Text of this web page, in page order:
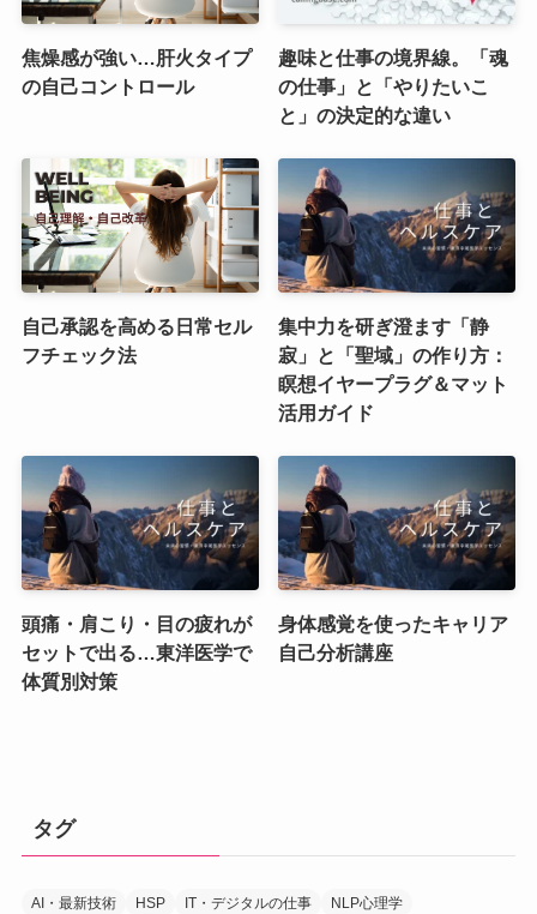
焦燥感が強い…肝火タイプ
の自己コントロール
趣味と仕事の境界線。「魂
の仕事」と「やりたいこ
と」の決定的な違い
自己承認を高める日常セル
フチェック法
集中力を研ぎ澄ます「静
寂」と「聖域」の作り方：
瞑想イヤープラグ＆マット
活用ガイド
頭痛・肩こり・目の疲れが
セットで出る…東洋医学で
体質別対策
身体感覚を使ったキャリア
自己分析講座
タグ
AI・最新技術 HSP IT・デジタルの仕事
NLP心理学